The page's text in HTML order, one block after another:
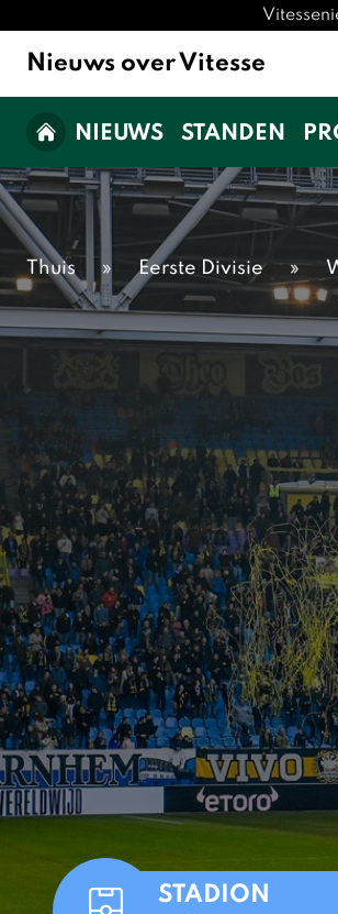
Nieuws over Vitesse
NIEUWS STANDEN
Thuis » Eerste Divisie »
STADION